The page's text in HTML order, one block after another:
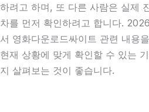
하려고 하며, 또 다른 사람은 실제
차를 먼저 확인하려고 합니다.
서 영화다운로드싸이트 관련 내용
현재 상황에 맞게 확인할 수 있는
지 살펴보는 것이 좋습니다.